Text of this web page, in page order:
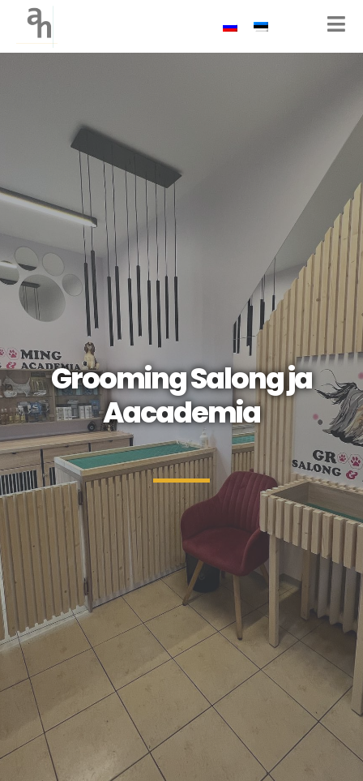
Grooming Salong ja
Aacademia